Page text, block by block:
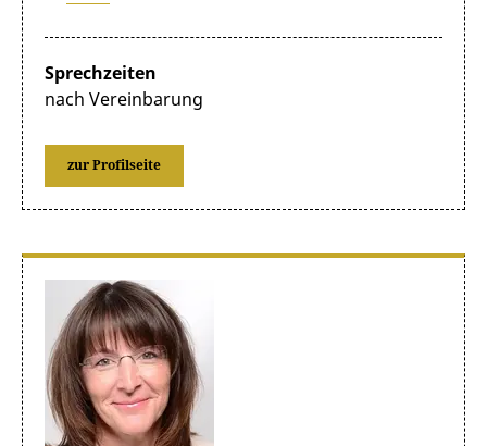
Sprechzeiten
nach Vereinbarung
zur Profilseite